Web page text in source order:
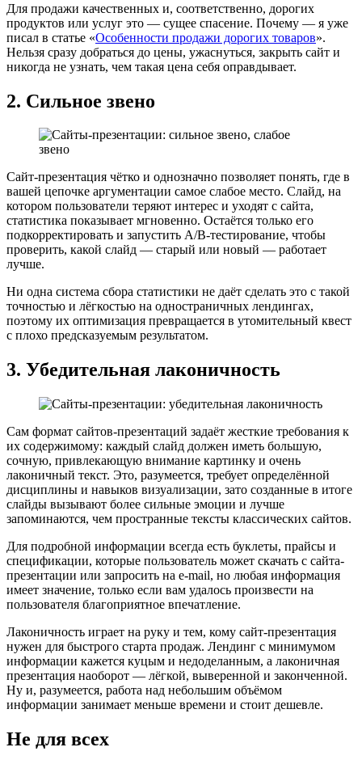
Для продажи качественных и, соответственно, дорогих
продуктов или услуг это — сущее спасение. Почему — я уже
писал в статье «Особенности продажи дорогих товаров».
Нельзя сразу добраться до цены, ужаснуться, закрыть сайт и
никогда не узнать, чем такая цена себя оправдывает.
2. Сильное звено
Сайт-презентация чётко и однозначно позволяет понять, где в
вашей цепочке аргументации самое слабое место. Слайд, на
котором пользователи теряют интерес и уходят с сайта,
статистика показывает мгновенно. Остаётся только его
подкорректировать и запустить A/B-тестирование, чтобы
проверить, какой слайд — старый или новый — работает
лучше.
Ни одна система сбора статистики не даёт сделать это с такой
точностью и лёгкостью на одностраничных лендингах,
поэтому их оптимизация превращается в утомительный квест
с плохо предсказуемым результатом.
3. Убедительная лаконичность
Сам формат сайтов-презентаций задаёт жесткие требования к
их содержимому: каждый слайд должен иметь большую,
сочную, привлекающую внимание картинку и очень
лаконичный текст. Это, разумеется, требует определённой
дисциплины и навыков визуализации, зато созданные в итоге
слайды вызывают более сильные эмоции и лучше
запоминаются, чем пространные тексты классических сайтов.
Для подробной информации всегда есть буклеты, прайсы и
спецификации, которые пользователь может скачать с сайта-
презентации или запросить на e-mail, но любая информация
имеет значение, только если вам удалось произвести на
пользователя благоприятное впечатление.
Лаконичность играет на руку и тем, кому сайт-презентация
нужен для быстрого старта продаж. Лендинг с минимумом
информации кажется куцым и недоделанным, а лаконичная
презентация наоборот — лёгкой, выверенной и законченной.
Ну и, разумеется, работа над небольшим объёмом
информации занимает меньше времени и стоит дешевле.
Не для всех